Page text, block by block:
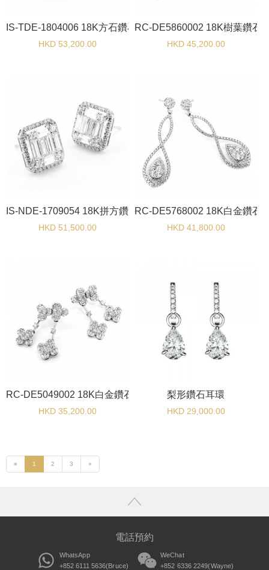
IS-TDE-1804006 18K方石鑽石耳環
HKD 53,200.00
RC-DE5860002 18K樹葉鑽石
HKD 45,200.00
IS-NDE-1709054 18K拼方鑽石耳環
HKD 51,500.00
RC-DE5768002 18K白金鑽石
HKD 41,800.00
RC-DE5049002 18K白金鑽石耳環
HKD 35,200.00
梨形鑽石耳環
HKD 29,000.00
« 1 2 3 »
電話預約
WhatsApp
+852 6111 5636(Bruce)
WeChat
+852 6336 2249(Wayne)